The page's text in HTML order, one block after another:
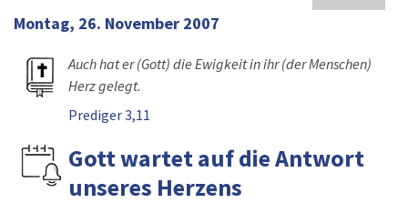
Montag, 26. November 2007
Auch hat er (Gott) die Ewigkeit in ihr (der Menschen)
Herz gelegt.
Prediger 3,11
Gott wartet auf die Antwort
unseres Herzens